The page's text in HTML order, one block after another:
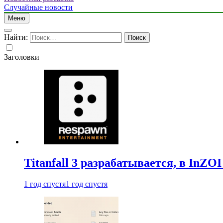
Случайные новости
Меню
Найти:
Заголовки
Titanfall 3 разрабатывается, в
1 год спустя1 год спустя